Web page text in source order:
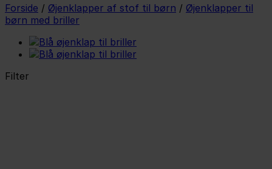
Forside / Øjenklapper af stof til børn / Øjenklapper til
børn med briller
Filter